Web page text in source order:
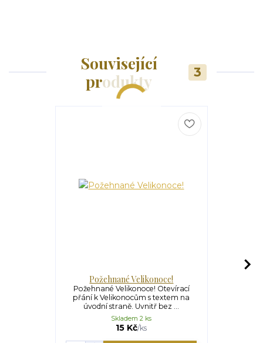
Související
produkty
3
Požehnané Velikonoce!
Požehnané Velikonoce! Otevírací
přání k Velikonocům s textem na
úvodní straně. Uvnitř bez ...
15 Kč/ks
Skladem 2 ks